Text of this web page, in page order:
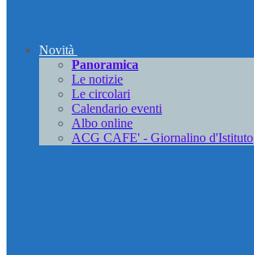
Novità
Panoramica
Le notizie
Le circolari
Calendario eventi
Albo online
ACG CAFE' - Giornalino d'Istituto